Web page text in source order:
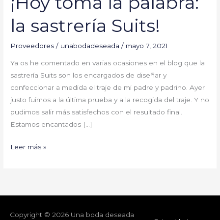
la sastrería Suits!
Proveedores / unabodadeseada/ mayo 7, 2021
Ya os he comentado en varias ocasiones en el blog que la
sastrería Suits son los encargados de diseñar y
confeccionar a medida el traje de mi padre y padrino. Ayer
justo fuimos a la última prueba y a la recogida del traje. Y no
pudimos salir más satisfechos con el resultado final.
Estamos encantados […]
Leer más »
Copyright © 2026 Una boda deseada